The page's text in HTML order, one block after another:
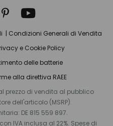
Condizioni Generali di Vendita
e Cookie Policy
delle batterie
alla direttiva RAEE
prezzo di vendita al pubblico
dell'articolo (MSRP).
DE 815 559 897.
IVA inclusa al 22%. Spese di